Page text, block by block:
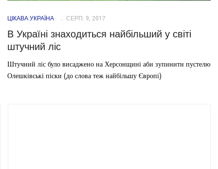
ЦІКАВА УКРАЇНА СЕРП. 9, 2017
В Україні знаходиться найбільший у світі
штучний ліс
Штучний ліс було висаджено на Херсонщині аби зупинити пустелю
Олешківські піски (до слова теж найбільшу Європі)